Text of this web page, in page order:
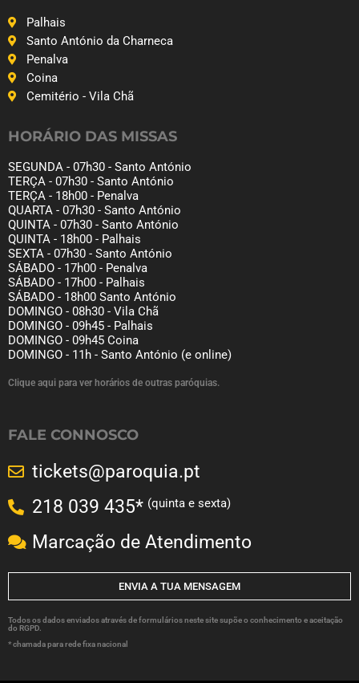
Palhais
Santo António da Charneca
Penalva
Coina
Cemitério - Vila Chã
HORÁRIO DAS MISSAS
SEGUNDA - 07h30 - Santo António
TERÇA - 07h30 - Santo António
TERÇA - 18h00 - Penalva
QUARTA - 07h30 - Santo António
QUINTA - 07h30 - Santo António
QUINTA - 18h00 - Palhais
SEXTA - 07h30 - Santo António
SÁBADO - 17h00 - Penalva
SÁBADO - 17h00 - Palhais
SÁBADO - 18h00 Santo António
DOMINGO - 08h30 - Vila Chã
DOMINGO - 09h45 - Palhais
DOMINGO - 09h45 Coina
DOMINGO - 11h - Santo António (e online)
Clique aqui para ver horários de outras paróquias.
FALE CONNOSCO
tickets@paroquia.pt
218 039 435* (quinta e sexta)
Marcação de Atendimento
ENVIA A TUA MENSAGEM
Todos os dados enviados através de formulários neste site supõe o conhecimento e aceitação
do RGPD.
* chamada para rede fixa nacional